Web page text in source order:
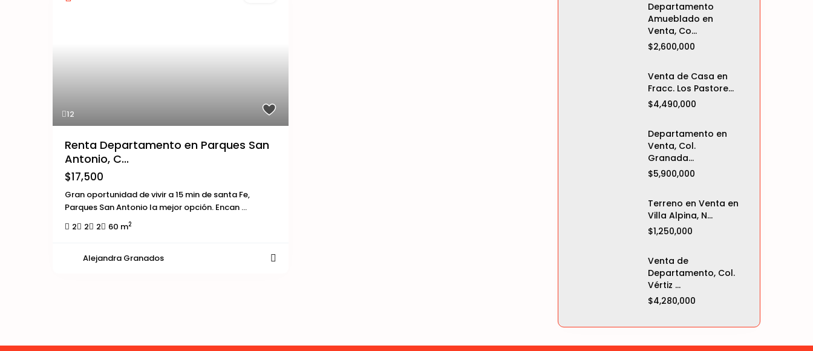
12
Renta Departamento en Parques San
Antonio, C...
$17,500
Gran oportunidad de vivir a 15 min de santa Fe,
Parques San Antonio la mejor opción. Encan ...
2
2 2 60 m2
Alejandra Granados
Departamento
Amueblado en
Venta, Co...
$2,600,000
Venta de Casa en
Fracc. Los Pastore...
$4,490,000
Departamento en
Venta, Col.
Granada...
$5,900,000
Terreno en Venta en
Villa Alpina, N...
$1,250,000
Venta de
Departamento, Col.
Vértiz ...
$4,280,000